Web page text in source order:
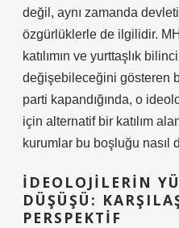
değil, aynı zamanda
özgürlüklerle de ilgilidir.
katılımın ve yurttaşlık
değişebileceğini gösteren
parti kapandığında, o
için alternatif bir katılım
kurumlar bu boşluğu nasıl
İDEOLOJILERIN
DÜŞÜŞÜ:
PERSPEKTIF